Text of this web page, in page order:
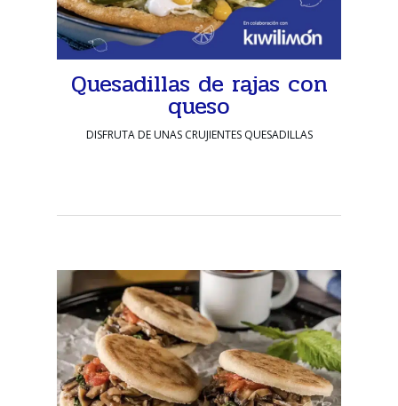
Quesadillas de rajas con
queso
DISFRUTA DE UNAS CRUJIENTES QUESADILLAS